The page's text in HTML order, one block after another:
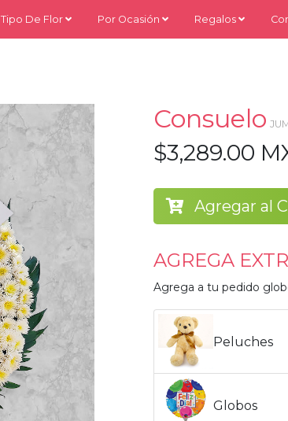
Tipo De Flor Por Ocasión Regalos
Consuelo
$3,289.00
Agregar al
AGREGA
Agrega a tu pedido
Peluches
Globos